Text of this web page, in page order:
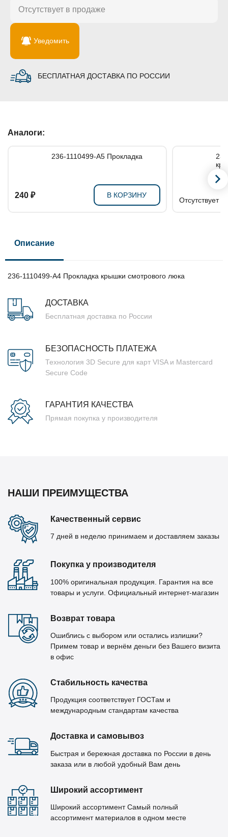
Отсутствует в продаже
Уведомить
БЕСПЛАТНАЯ ДОСТАВКА ПО РОССИИ
Аналоги:
236-1110499-А5 Прокладка
240 ₽ В КОРЗИНУ
236-
Отсутствует
Описание
236-1110499-А4 Прокладка крышки смотрового люка
ДОСТАВКА
Бесплатная доставка по России
БЕЗОПАСНОСТЬ ПЛАТЕЖА
Технология 3D Secure для карт VISA и Mastercard
Secure Code
ГАРАНТИЯ КАЧЕСТВА
Прямая покупка у производителя
НАШИ ПРЕИМУЩЕСТВА
Качественный сервис
7 дней в неделю принимаем и доставляем заказы
Покупка у производителя
100% оригинальная продукция. Гарантия на все
товары и услуги. Официальный интернет-магазин
Возврат товара
Ошиблись с выбором или остались излишки?
Примем товар и вернём деньги без Вашего визита
в офис
Стабильность качества
Продукция соответствует ГОСТам и
международным стандартам качества
Доставка и самовывоз
Быстрая и бережная доставка по России в день
заказа или в любой удобный Вам день
Широкий ассортимент
Широкий ассортимент Самый полный
ассортимент материалов в одном месте